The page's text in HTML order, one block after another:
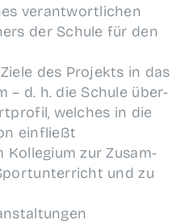
ver­ant­wort­li­chen
der Schu­le für den
des Pro­jekts in das
– d. h. die Schu­le über­
wel­ches in die
einfließt
Kol­le­gi­um zur Zusam­
und zu